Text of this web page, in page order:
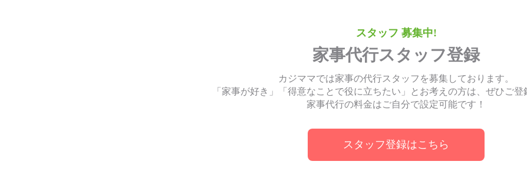
スタッフ 募集中!
家事代行スタッフ登録
カジママでは家事の代行スタッフを募集しております。
「家事が好き」「得意なことで役に立ちたい」とお考えの方は、ぜひご登
家事代行の料金はご自分で設定可能です！
スタッフ登録はこちら